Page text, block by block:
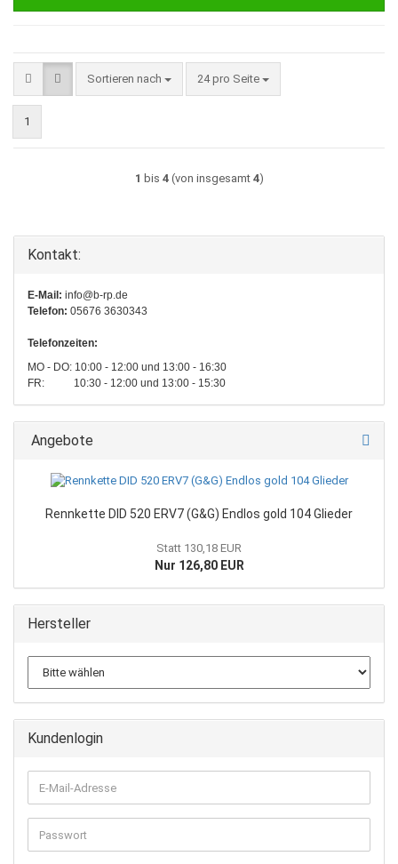
Sortieren nach
Sortieren nach 24 pro Seite
pro Seite
1
1 bis 4(von insgesamt 4)
Kontakt:
E-Mail: info@b-rp.de
Telefon: 05676 3630343
Telefonzeiten:
MO - DO: 10:00 - 12:00 und 13:00 - 16:30
FR: 10:30 - 12:00 und 13:00 - 15:30
Angebote
Rennkette DID 520 ERV7 (G&G) Endlos gold 104 Glieder
Statt 130,18 EUR
Nur 126,80 EUR
Hersteller
Kundenlogin
E-
Mail-
Adresse
Passwort